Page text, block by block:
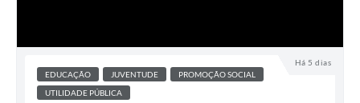
Há 5 dias
EDUCAÇÃO JUVENTUDE
PROMOÇÃO SOCIAL
UTILIDADE PÚBLICA